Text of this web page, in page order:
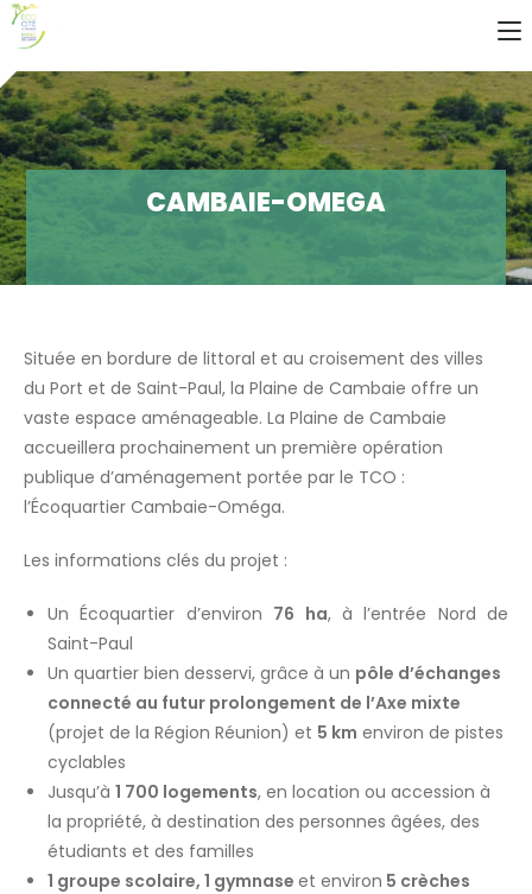
CAMBAIE-OMEGA
Située en bordure de littoral et au croisement des villes
du Port et de Saint-Paul, la Plaine de Cambaie offre un
vaste espace aménageable. La Plaine de Cambaie
accueillera prochainement un première opération
publique d’aménagement portée par le TCO :
l’Écoquartier Cambaie-Oméga.
Les informations clés du projet :
Un Écoquartier d’environ 76 ha, à l’entrée Nord de
Saint-Paul
Un quartier bien desservi, grâce à un pôle d’échanges
connecté au futur prolongement de l’Axe mixte
(projet de la Région Réunion) et 5 km environ de pistes
cyclables
Jusqu’à 1 700 logements, en location ou accession à
la propriété, à destination des personnes âgées, des
étudiants et des familles
1 groupe scolaire, 1 gymnase et environ 5 crèches